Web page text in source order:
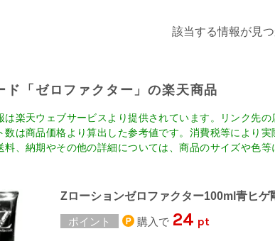
該当する情報が見
ド「ゼロファクター」の楽天商品
楽天ウェブサービスより提供されています。リンク先の
は商品価格より算出した参考値です。消費税等により実
、納期やその他の詳細については、商品のサイズや色等
Zローションゼロファクター100ml青ヒ
ポイント 購入で 24 pt